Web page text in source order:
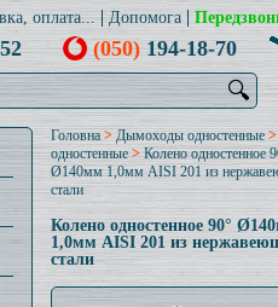
оплата... Допомога
(050)194-18-70
🔍
Головна > Дымоходы одностенные
одностенные >Колено одностенное
Ø140мм 1,0мм AISI 201 из
стали
Колено одностенное 90°
1,0мм AISI 201 из
стали